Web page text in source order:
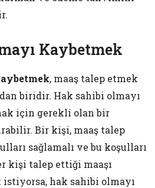
Kaybetmek
, maaş talep etmek
biridir. Hak sahibi olmayı
için gerekli olan bir
Bir kişi, maaş talep
sağlamalı ve bu koşulları
kişi talep ettiği maaşı
hak sahibi olmayı